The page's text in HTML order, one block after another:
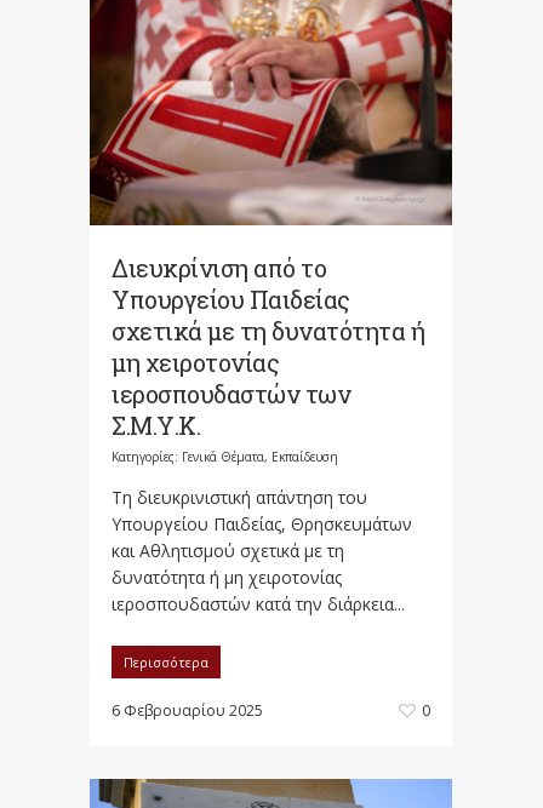
Διευκρίνιση από το
Υπουργείου Παιδείας
σχετικά με τη δυνατότητα ή
μη χειροτονίας
ιεροσπουδαστών των
Σ.Μ.Υ.Κ.
Κατηγορίες: Γενικά Θέματα, Εκπαίδευση
Τη διευκρινιστική απάντηση του
Υπουργείου Παιδείας, Θρησκευμάτων
και Αθλητισμού σχετικά με τη
δυνατότητα ή μη χειροτονίας
ιεροσπουδαστών κατά την διάρκεια...
Περισσότερα
6 Φεβρουαρίου 2025 0